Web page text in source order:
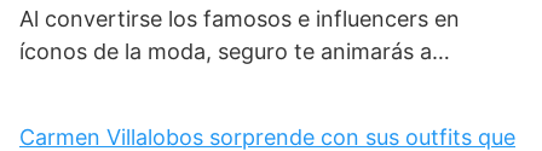
Al convertirse los famosos e influencers en
íconos de la moda, seguro te animarás a…
Carmen Villalobos sorprende con sus outfits que